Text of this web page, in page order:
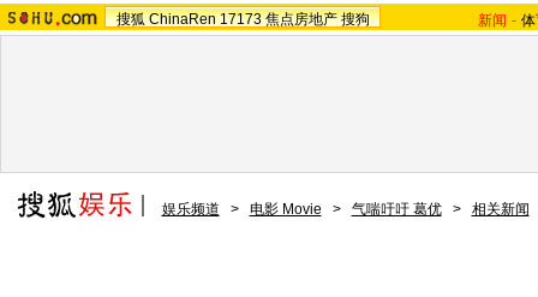
搜狐 ChinaRen 17173 焦点房地产 搜狗 新闻 -
娱乐频道 > 电影 Movie > 气喘吁吁 葛优 > 相关新闻